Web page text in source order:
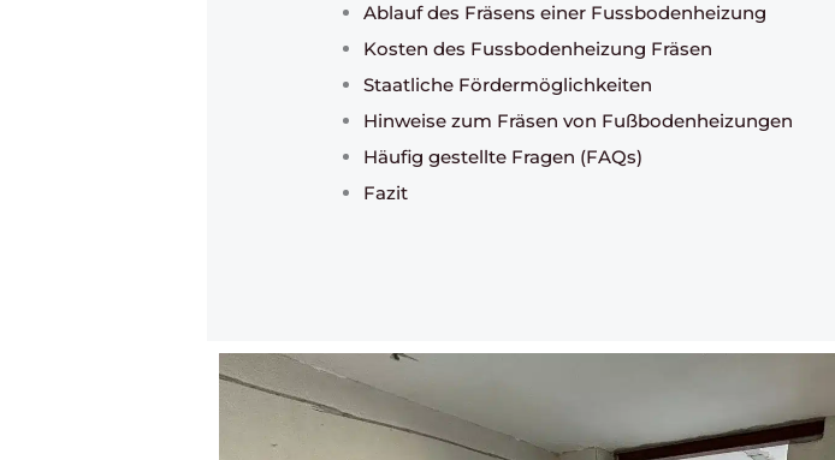
Ablauf des Fräsens einer Fussbodenheizung
Kosten des Fussbodenheizung Fräsen
Staatliche Fördermöglichkeiten
Hinweise zum Fräsen von Fußbodenheizungen
Häufig gestellte Fragen (FAQs)
Fazit